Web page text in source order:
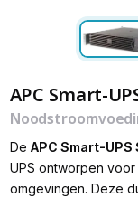
APC Smart-
De APC Smart-UPS
UPS ontworpen
omgevingen. Deze